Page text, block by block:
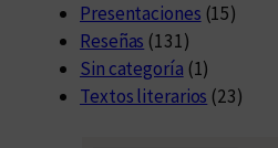
Presentaciones (15)
Reseñas (131)
Sin categoría (1)
Textos literarios (23)